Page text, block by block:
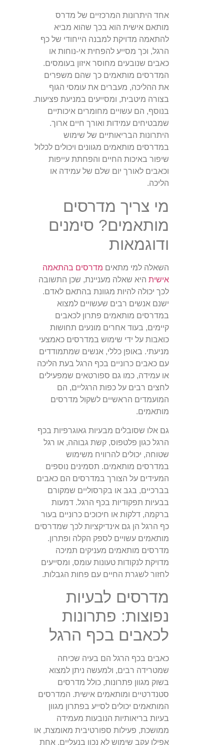
אחד היתרונות המרכזיים של מדרס
מותאם אישית הוא בכך שהוא מביא
להתאמה מדויקת למבנה הייחודי של כף
הרגל, וכך מסייע להפחית אי-נוחות או
כאבים שנובעים מחוסר איזון בעומסים.
המדרסים מותאמים כך שהם משפרים
את ההליכה, מעברים את עומסי הגוף
בצורה מיטבית, ומסייעים במניעת פציעות.
בנוסף, הם עשויים מחומרים איכותיים
שמבטיחים עמידות ואורך חיים ארוך.
היתרונות הבריאותיים של שימוש
במדרסים מותאמים מגוונים ויכולים לכלול
שיפור באיכות החיים והפחתת עייפות
וכאבים לאורך יום שלם של עמידה או
הליכה.
מי צריך מדרסים
מותאמים? סימנים
ודוגמאות
השאלה למי מתאים מדרסים בהתאמה
אישית היא שאלה מעניינת, שכן התשובה
לכך יכולה להיות מגוונת בהתאם לאדם.
ישנם אנשים רבים שעשויים למצוא
במדרסים מותאמים פתרון לכאבים
קיימים, בעוד אחרים מונעים תחושות
כואבות על ידי שימוש במדרסים כאמצעי
מניעתי. באופן כללי, אנשים שמתמודדים
עם כאבים כרוניים בכף הרגל בעת הליכה
או עמידה, כמו גם ספורטאים שמפעילים
לחצים רבים על כפות הרגליים, הם
המועמדים הראשיים לשקול מדרסים
מותאמים.
גם אלו שסובלים מבעיות גאוגרפיות בכף
הרגל כגון פלטפוס, קשת גבוהה, או רגל
שטוחה, יכולים להרוויח משימוש
במדרסים מותאמים. תסמינים נוספים
המעידים על הצורך במדרסים הם כאבים
בברכיים, בגב או בקרסוליים שמקורם
בבעיות תפקודיות בכף הרגל. דמעות
ברקמה, דלקות או חיכוכים כרוניים בעור
כף הרגל הן גם אינדיקציות לכך שמדרסים
מותאמים עשויים לספק הקלה ופתרון.
מדרסים מותאמים מעניקים תמיכה
מדויקת לנקודות טעונות עומס, ומסייעים
לחזור לשגרת החיים עם פחות הגבלות.
מדרסים לבעיות
נפוצות: פתרונות
לכאבים בכף הרגל
כאבים בכף הרגל הם בעיה שכיחה
שמטרידה רבים, ולמעשה ניתן למצוא
בשוק מגוון פתרונות, כולל מדרסים
סטנדרטיים ומותאמים אישית. המדרסים
המותאמים יכולים לסייע בפתרון מגוון
בעיות בריאותיות הנובעות מעמידה
ממושכת, פעילות ספורטיבית מאומצת, או
אפילו עקב שימוש לא נכון בנעליים. אחת